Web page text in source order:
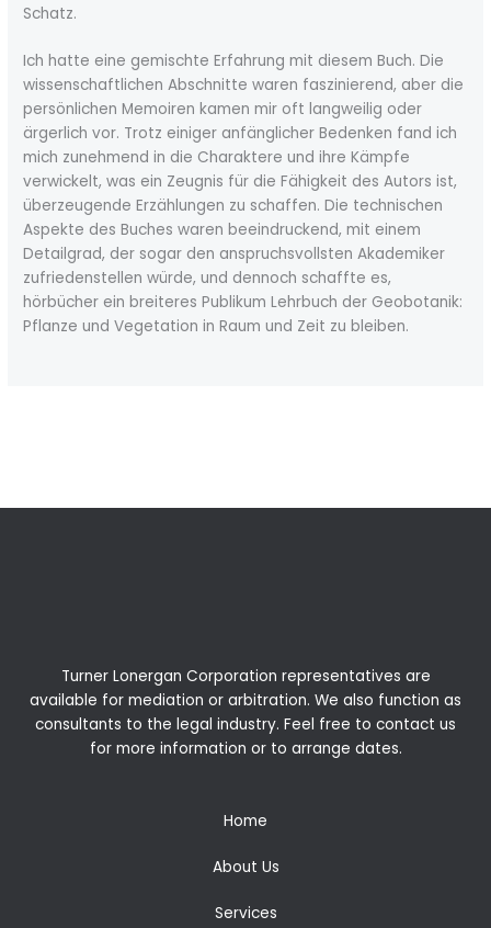
Schatz.
Ich hatte eine gemischte Erfahrung mit diesem Buch. Die
wissenschaftlichen Abschnitte waren faszinierend, aber die
persönlichen Memoiren kamen mir oft langweilig oder
ärgerlich vor. Trotz einiger anfänglicher Bedenken fand ich
mich zunehmend in die Charaktere und ihre Kämpfe
verwickelt, was ein Zeugnis für die Fähigkeit des Autors ist,
überzeugende Erzählungen zu schaffen. Die technischen
Aspekte des Buches waren beeindruckend, mit einem
Detailgrad, der sogar den anspruchsvollsten Akademiker
zufriedenstellen würde, und dennoch schaffte es,
hörbücher ein breiteres Publikum Lehrbuch der Geobotanik:
Pflanze und Vegetation in Raum und Zeit zu bleiben.
Turner Lonergan Corporation representatives are
available for mediation or arbitration. We also function as
consultants to the legal industry. Feel free to contact us
for more information or to arrange dates.
Home
About Us
Services